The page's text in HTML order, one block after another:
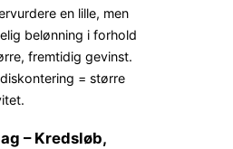
en lille, men
belønning i forhold
fremtidig gevinst.
= større
– Kredsløb,